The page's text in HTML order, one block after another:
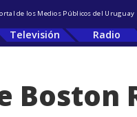
de los Medios Públicos del Uruguay
Televisión Radio
Boston